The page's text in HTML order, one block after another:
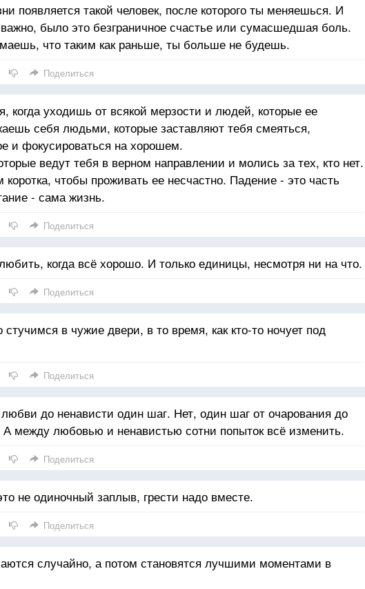
появляется такой человек, после которого ты меняешься. И
было это безграничное счастье или сумасшедшая боль.
что таким как раньше, ты больше не будешь.
Поделиться
когда уходишь от всякой мерзости и людей, которые ее
себя людьми, которые заставляют тебя смеяться,
и фокусироваться на хорошем.
ведут тебя в верном направлении и молись за тех, кто нет.
чтобы проживать ее несчастно. Падение - это часть
- сама жизнь.
Поделиться
когда всё хорошо. И только единицы, несмотря ни на что.
Поделиться
в чужие двери, в то время, как кто-то ночует под
Поделиться
любви до ненависти один шаг. Нет, один шаг от очарования до
А между любовью и ненавистью сотни попыток всё изменить.
Поделиться
не одиночный заплыв, грести надо вместе.
Поделиться
случайно, а потом становятся лучшими моментами в